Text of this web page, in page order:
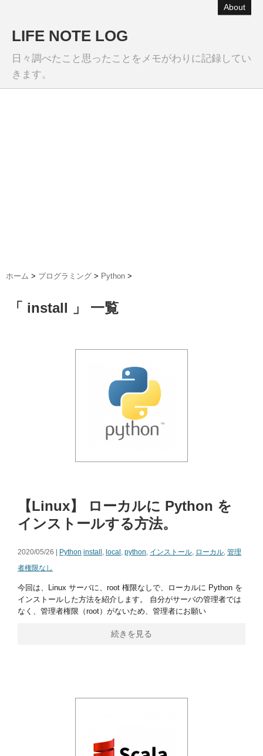
About
LIFE NOTE LOG
日々調べたこと思ったことをメモがわりに記録してい
きます。
ホーム > プログラミング > Python >
「 install 」 一覧
【Linux】 ローカルに Python を
インストールする方法。
2020/05/26 | Python install , local , python, インストール, ローカル, 管理
者権限なし
今回は、Linux サーバに、root 権限なしで、ローカルに Python を
インストールした方法を紹介します。 自分がサーバの管理者では
なく、管理者権限（root）がないため、管理者にお願い
続きを見る